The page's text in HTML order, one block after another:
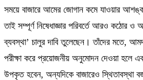
সময়ে বাজারে আমের জোগান কমে যাওয়ার
তাই সম্পূর্ণ নিষেধাজ্ঞার পরিবর্তে আরও কঠোর ও
ব্যবস্থা’ চালুর দাবি তুলেছেন। তাঁদের মতে,
পরীক্ষা করে প্রয়োজনীয় অনুমোদন দেওয়া হলে
উপকৃত হবেন, অন্যদিকে বাজারেও স্থিতাবস্থা